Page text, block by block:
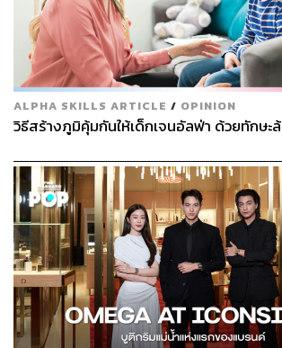
ALPHA SKILLS ARTICLE / OPINION
วิธีสร้างภูมิคุ้มกันให้เด็กเจนอัลฟ่า ด้วยทักษะ